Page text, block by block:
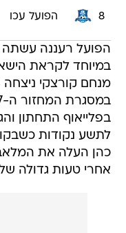
8 הפועל עכו
הפועל רעננה
במיוחד לקראת
בפלייאוף התחתון
כהן העלה את
אחרי טעות גדולה